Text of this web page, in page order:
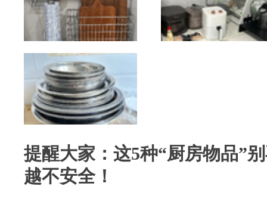
提醒大家：这5种“厨房物品”
越不安全！